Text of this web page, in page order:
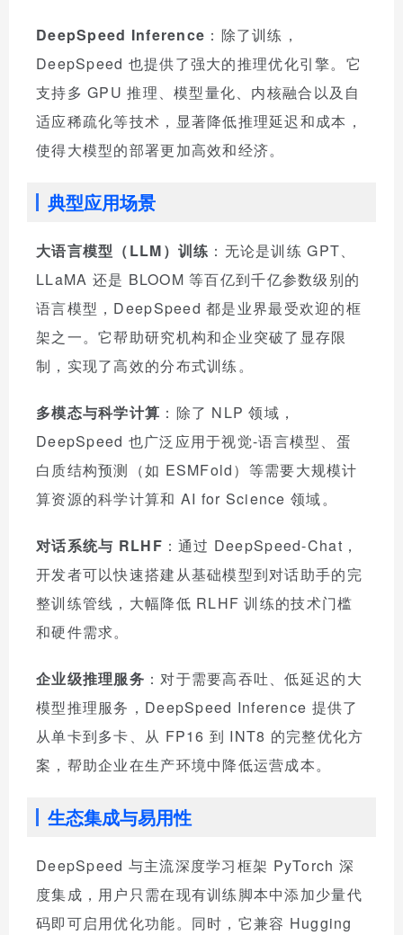
DeepSpeed Inference ：除了训练，
DeepSpeed 也提供了强大的推理优化引擎。它
支持多 GPU 推理、模型量化、内核融合以及自
适应稀疏化等技术，显著降低推理延迟和成本，
使得大模型的部署更加高效和经济。
典型应用场景
大语言模型（LLM）训练 ：无论是训练 GPT、
LLaMA 还是 BLOOM 等百亿到千亿参数级别的
语言模型，DeepSpeed 都是业界最受欢迎的框
架之一。它帮助研究机构和企业突破了显存限
制，实现了高效的分布式训练。
多模态与科学计算 ：除了 NLP 领域，
DeepSpeed 也广泛应用于视觉-语言模型、蛋
白质结构预测（如 ESMFold）等需要大规模计
算资源的科学计算和 AI for Science 领域。
对话系统与 RLHF ：通过 DeepSpeed-Chat，
开发者可以快速搭建从基础模型到对话助手的完
整训练管线，大幅降低 RLHF 训练的技术门槛
和硬件需求。
企业级推理服务 ：对于需要高吞吐、低延迟的大
模型推理服务，DeepSpeed Inference 提供了
从单卡到多卡、从 FP16 到 INT8 的完整优化方
案，帮助企业在生产环境中降低运营成本。
生态集成与易用性
DeepSpeed 与主流深度学习框架 PyTorch 深
度集成，用户只需在现有训练脚本中添加少量代
码即可启用优化功能。同时，它兼容 Hugging